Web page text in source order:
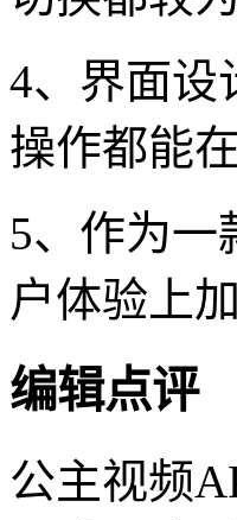
4、界面设
操作都能
5、作为一
户体验上
编辑点评
公主视频